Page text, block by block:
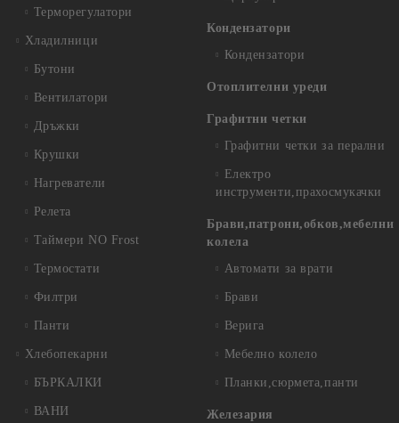
Терморегулатори
Хладилници
Бутони
Вентилатори
Дръжки
Крушки
Нагреватели
Релета
Таймери NO Frost
Термостати
Филтри
Панти
Хлебопекарни
БЪРКАЛКИ
ВАНИ
Кондензатори
Кондензатори
Отоплителни уреди
Графитни четки
Графитни четки за перални
Електро
инструменти,прахосмукачки
Брави,патрони,обков,мебелни
колела
Автомати за врати
Брави
Верига
Мебелно колело
Планки,сюрмета,панти
Железария